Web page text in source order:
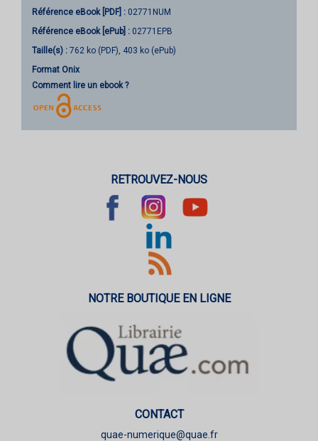
Référence eBook [PDF] : 02771NUM
Référence eBook [ePub] : 02771EPB
Taille(s) : 762 ko (PDF), 403 ko (ePub)
Format Onix
Comment lire un ebook ?
RETROUVEZ-NOUS
NOTRE BOUTIQUE EN LIGNE
CONTACT
quae-numerique@quae.fr